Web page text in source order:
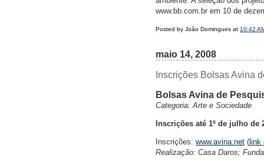
www.bb.com.br em 10 de
Posted by João Domingues at 10:42
maio 14, 2008
Inscrições Bolsas Avina
Bolsas Avina de
Categoria: Arte e Sociedade
Inscrições até 1º de julho de
Inscrições: www.avina.net ( link
Realização: Casa Daros;